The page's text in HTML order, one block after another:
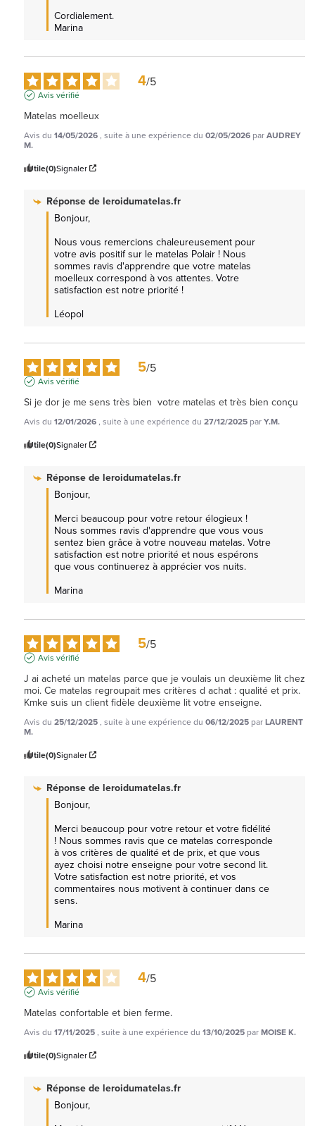
Cordialement.
Marina
4/5
Avis vérifié
Matelas moelleux
Avis du 14/05/2026, suite à une expérience du 02/05/2026 parAUDREY
M.
Utile(0)Signaler
Réponse deleroidumatelas.fr
Bonjour,
Nous vous remercions chaleureusement pour
votre avis positif sur le matelas Polair ! Nous
sommes ravis d'apprendre que votre matelas
moelleux correspond à vos attentes. Votre
satisfaction est notre priorité !
Léopol
5/5
Avis vérifié
Si je dor je me sens très bien  votre matelas et très bien conçu
Avis du 12/01/2026, suite à une expérience du 27/12/2025 parY.M.
Utile(0)Signaler
Réponse deleroidumatelas.fr
Bonjour,
Merci beaucoup pour votre retour élogieux !
Nous sommes ravis d'apprendre que vous vous
sentez bien grâce à votre nouveau matelas. Votre
satisfaction est notre priorité et nous espérons
que vous continuerez à apprécier vos nuits.
Marina
5/5
Avis vérifié
J ai acheté un matelas parce que je voulais un deuxième lit chez
moi. Ce matelas regroupait mes critères d achat : qualité et prix.
Kmke suis un client fidèle deuxième lit votre enseigne.
Avis du 25/12/2025, suite à une expérience du 06/12/2025 parLAURENT
M.
Utile(0)Signaler
Réponse deleroidumatelas.fr
Bonjour,
Merci beaucoup pour votre retour et votre fidélité
! Nous sommes ravis que ce matelas corresponde
à vos critères de qualité et de prix, et que vous
ayez choisi notre enseigne pour votre second lit.
Votre satisfaction est notre priorité, et vos
commentaires nous motivent à continuer dans ce
sens.
Marina
4/5
Avis vérifié
Matelas confortable et bien ferme.
Avis du 17/11/2025, suite à une expérience du 13/10/2025 parMOISE K.
Utile(0)Signaler
Réponse deleroidumatelas.fr
Bonjour,